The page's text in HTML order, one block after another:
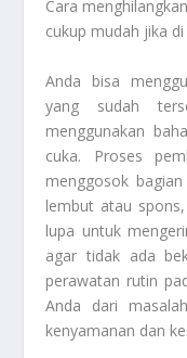
Cara
cukup mudah jika
Anda bisa
yang sudah
menggunakan
cuka. Proses
menggosok
lembut atau
lupa untuk
agar tidak ada
perawatan rutin
Anda dari
kenyamanan dan